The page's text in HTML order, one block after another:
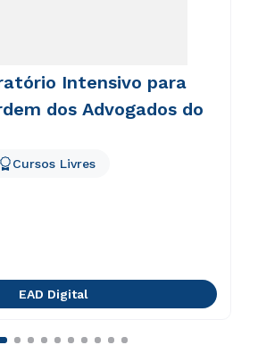
Intensivo para
dos Advogados do
Cursos Livres
EAD Digital